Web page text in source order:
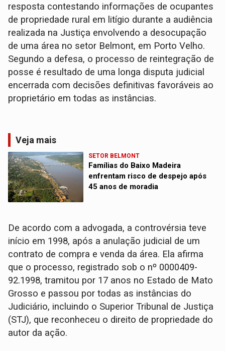
resposta contestando informações de ocupantes
de propriedade rural em litígio durante a audiência
realizada na Justiça envolvendo a desocupação
de uma área no setor Belmont, em Porto Velho.
Segundo a defesa, o processo de reintegração de
posse é resultado de uma longa disputa judicial
encerrada com decisões definitivas favoráveis ao
proprietário em todas as instâncias.
Veja mais
SETOR BELMONT
Famílias do Baixo Madeira
enfrentam risco de despejo após
45 anos de moradia
De acordo com a advogada, a controvérsia teve
início em 1998, após a anulação judicial de um
contrato de compra e venda da área. Ela afirma
que o processo, registrado sob o nº 0000409-
92.1998, tramitou por 17 anos no Estado de Mato
Grosso e passou por todas as instâncias do
Judiciário, incluindo o Superior Tribunal de Justiça
(STJ), que reconheceu o direito de propriedade do
autor da ação.